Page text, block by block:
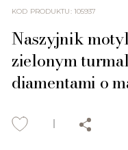
KOD PRODUKTU: 105937
Naszyjnik motyl
zielonym
diamentami o